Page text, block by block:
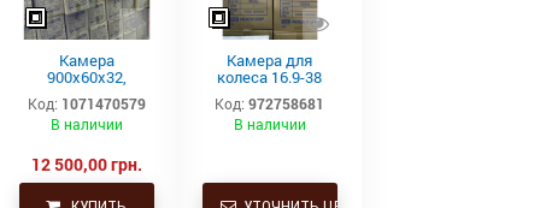
Камера
900х60х32,
900/60/32,
900/60р32,
толстая 35,5-32
Код: 1071470579
В наличии
12 500,00 грн.
Камера для
колеса 16.9-38
NEXEN TR218A
(16.9/14-38,
18.4/15-38, 480/70-
38)
Код: 972758681
В наличии